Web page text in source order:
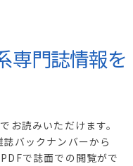
専門誌情報を
お読みいただけます。
バックナンバーから
で誌面での閲覧がで